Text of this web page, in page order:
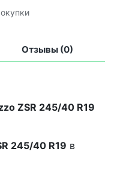
Отзывы (0)
ZSR 245/40 R19
245/40 R19 в